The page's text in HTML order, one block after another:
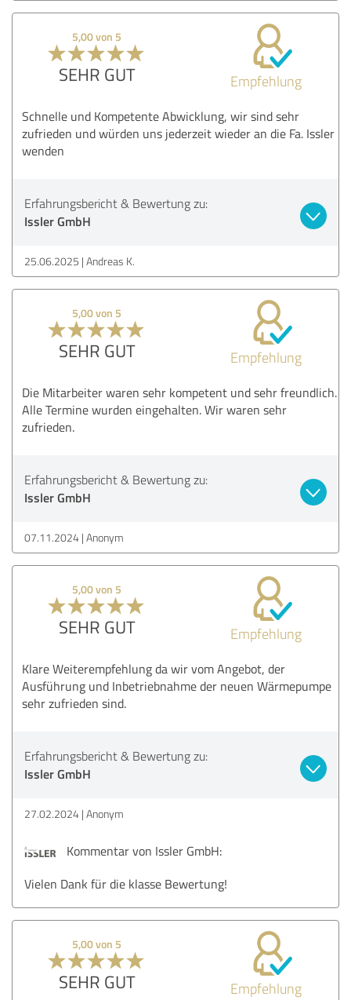
5,00 von 5
SEHR GUT Empfehlung
Schnelle und Kompetente Abwicklung, wir sind sehr
zufrieden und würden uns jederzeit wieder an die Fa. Issler
wenden
Erfahrungsbericht & Bewertung zu:
Issler GmbH
25.06.2025 Andreas K.
5,00 von 5
SEHR GUT Empfehlung
Die Mitarbeiter waren sehr kompetent und sehr freundlich.
Alle Termine wurden eingehalten. Wir waren sehr
zufrieden.
Erfahrungsbericht & Bewertung zu:
Issler GmbH
07.11.2024 Anonym
5,00 von 5
SEHR GUT Empfehlung
Klare Weiterempfehlung da wir vom Angebot, der
Ausführung und Inbetriebnahme der neuen Wärmepumpe
sehr zufrieden sind.
Erfahrungsbericht & Bewertung zu:
Issler GmbH
27.02.2024 Anonym
Kommentar von Issler GmbH:
Vielen Dank für die klasse Bewertung!
5,00 von 5
SEHR GUT Empfehlung